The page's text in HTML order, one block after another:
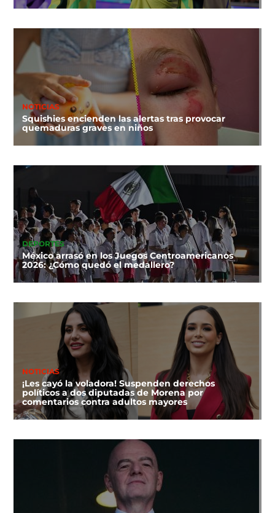
NOTICIAS
Squishies encienden las alertas tras provocar
quemaduras graves en niños
DEPORTES
México arrasó en los Juegos Centroamericanos
2026: ¿Cómo quedó el medallero?
NOTICIAS
¡Les cayó la voladora! Suspenden derechos
políticos a dos diputadas de Morena por
comentarios contra adultos mayores